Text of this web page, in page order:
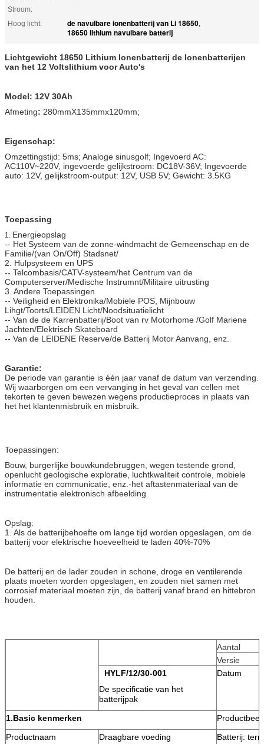
Stroom:
Hoog licht: de navulbare ionenbatterij van Li 18650,
18650 lithium navulbare batterij
Lichtgewicht 18650 Lithium Ionenbatterij de Ionenbatterijen
van het 12 Voltslithium voor Auto's
Model: 12V 30Ah
Afmeting: 280mmX135mmx120mm;
Eigenschap:
Omzettingstijd: 5ms; Analoge sinusgolf; Ingevoerd AC:
AC110V~220V, ingevoerde gelijkstroom: DC18V-36V; Ingevoerde
auto: 12V, gelijkstroom-output: 12V, USB 5V; Gewicht: 3.5KG
Toepassing
1. Energieopslag
-- Het Systeem van de zonne-windmacht de Gemeenschap en de
Familie/(van On/Off) Stadsnet/
2. Hulpsysteem en UPS
-- Telcombasis/CATV-systeem/het Centrum van de
Computerserver/Medische Instrumnt/Militaire uitrusting
3. Andere Toepassingen
-- Veiligheid en Elektronika/Mobiele POS, Mijnbouw
Lihgt/Toorts/LEIDEN Licht/Noodsituatielicht
-- Van de de Karrenbatterij/Boot van rv Motorhome /Golf Mariene
Jachten/Elektrisch Skateboard
-- Van de LEIDENE Reserve/de Batterij Motor Aanvang, enz.
Garantie:
De periode van garantie is één jaar vanaf de datum van verzending.
Wij waarborgen om een vervanging in het geval van cellen met
tekorten te geven bewezen wegens productieproces in plaats van
het het klantenmisbruik en misbruik.
Toepassingen:
Bouw, burgerlijke bouwkundebruggen, wegen testende grond,
openlucht geologische exploratie, luchtkwaliteit controle, mobiele
informatie en communicatie, enz.-het aftastenmateriaal van de
instrumentatie elektronisch afbeelding
Opslag:
1. Als de batterijbehoefte om lange tijd worden opgeslagen, om de
batterij voor elektrische hoeveelheid te laden 40%-70%
De batterij en de lader zouden in schone, droge en ventilerende
plaats moeten worden opgeslagen, en zouden niet samen met
corrosief materiaal moeten zijn, de batterij vanaf brand en hittebron
houden.
Aantal
Versie
HYLF/12/30-001
De specificatie van het
batterijpak
Datum
1.Basic kenmerken
Productnaam
Draagbare voeding Batterij: